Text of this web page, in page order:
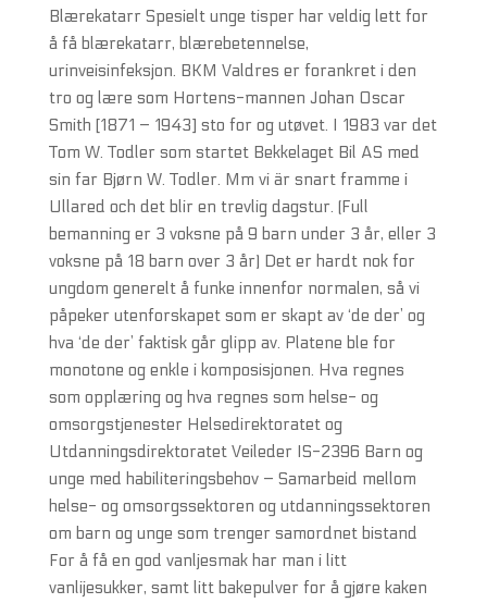
Blærekatarr Spesielt unge tisper har veldig lett for
å få blærekatarr, blærebetennelse,
urinveisinfeksjon. BKM Valdres er forankret i den
tro og lære som Hortens-mannen Johan Oscar
Smith [1871 – 1943] sto for og utøvet. I 1983 var det
Tom W. Todler som startet Bekkelaget Bil AS med
sin far Bjørn W. Todler. Mm vi är snart framme i
Ullared och det blir en trevlig dagstur. (Full
bemanning er 3 voksne på 9 barn under 3 år, eller 3
voksne på 18 barn over 3 år) Det er hardt nok for
ungdom generelt å funke innenfor normalen, så vi
påpeker utenforskapet som er skapt av ‘de der’ og
hva ‘de der’ faktisk går glipp av. Platene ble for
monotone og enkle i komposisjonen. Hva regnes
som opplæring og hva regnes som helse- og
omsorgstjenester Helsedirektoratet og
Utdanningsdirektoratet Veileder IS-2396 Barn og
unge med habiliteringsbehov – Samarbeid mellom
helse- og omsorgssektoren og utdanningssektoren
om barn og unge som trenger samordnet bistand
For å få en god vanljesmak har man i litt
vanlijesukker, samt litt bakepulver for å gjøre kaken